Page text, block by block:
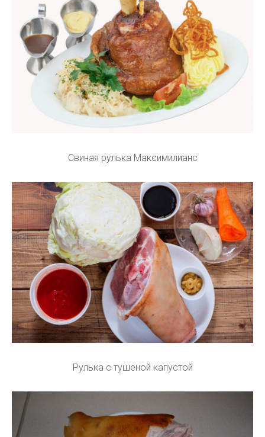
Свиная рулька Максимилианс
Рулька с тушеной капустой